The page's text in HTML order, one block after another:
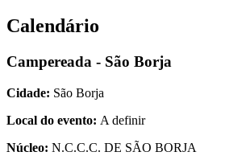
Calendário
Campereada - São Borja
Cidade: São Borja
Local do evento: A definir
Núcleo: N.C.C.C. DE SÃO BORJA